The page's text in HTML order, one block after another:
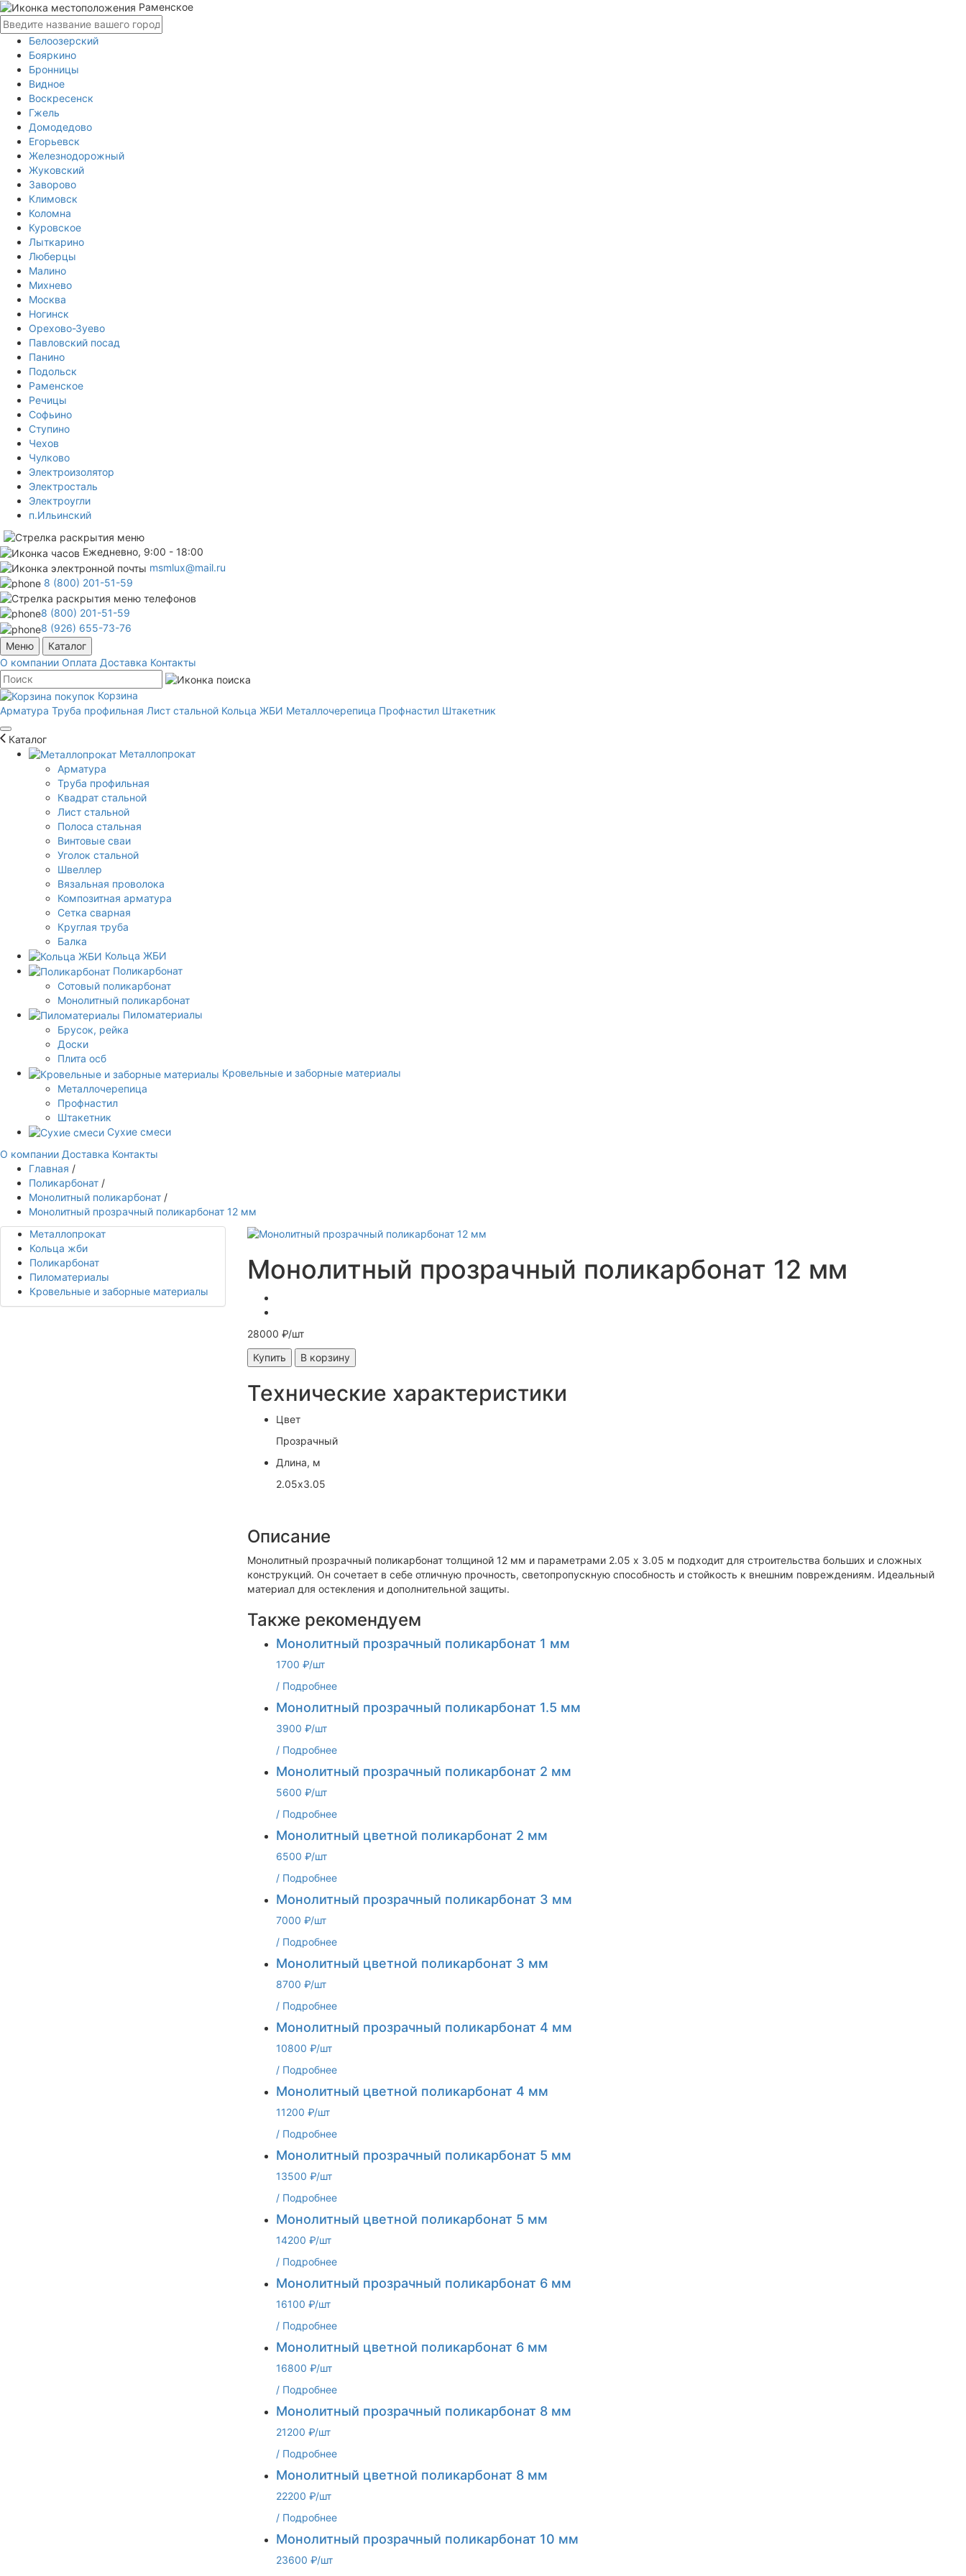
Раменское
Белоозерский
Бояркино
Бронницы
Видное
Воскресенск
Гжель
Домодедово
Егорьевск
Железнодорожный
Жуковский
Заворово
Климовск
Коломна
Куровское
Лыткарино
Люберцы
Малино
Михнево
Москва
Ногинск
Орехово-Зуево
Павловский посад
Панино
Подольск
Раменское
Речицы
Софьино
Ступино
Чехов
Чулково
Электроизолятор
Электросталь
Электроугли
п.Ильинский
Ежедневно, 9:00 - 18:00
msmlux@mail.ru
8 (800) 201-51-59
8 (800) 201-51-59
8 (926) 655-73-76
Меню
Каталог
О компании Оплата Доставка Контакты
Корзина
Арматура Труба профильная Лист стальной Кольца ЖБИ Металлочерепица Профнастил Штакетник
Каталог
Металлопрокат
Арматура
Труба профильная
Квадрат стальной
Лист стальной
Полоса стальная
Винтовые сваи
Уголок стальной
Швеллер
Вязальная проволока
Композитная арматура
Сетка сварная
Круглая труба
Балка
Кольца ЖБИ
Поликарбонат
Сотовый поликарбонат
Монолитный поликарбонат
Пиломатериалы
Брусок, рейка
Доски
Плита осб
Кровельные и заборные материалы
Металлочерепица
Профнастил
Штакетник
Сухие смеси
О компании Доставка Контакты
Главная /
Поликарбонат /
Монолитный поликарбонат /
Монолитный прозрачный поликарбонат 12 мм
Металлопрокат
Кольца жби
Поликарбонат
Пиломатериалы
Кровельные и заборные материалы
Монолитный прозрачный поликарбонат 12 мм
28000 ₽/шт
Купить
В корзину
Технические характеристики
Цвет
Прозрачный
Длина, м
2.05х3.05
Описание
Монолитный прозрачный поликарбонат толщиной 12 мм и параметрами 2.05 х 3.05 м подходит для строительства больших и сложных
конструкций. Он сочетает в себе отличную прочность, светопропускную способность и стойкость к внешним повреждениям. Идеальный
материал для остекления и дополнительной защиты.
Также рекомендуем
Монолитный прозрачный поликарбонат 1 мм
1700 ₽/шт
/ Подробнее
Монолитный прозрачный поликарбонат 1.5 мм
3900 ₽/шт
/ Подробнее
Монолитный прозрачный поликарбонат 2 мм
5600 ₽/шт
/ Подробнее
Монолитный цветной поликарбонат 2 мм
6500 ₽/шт
/ Подробнее
Монолитный прозрачный поликарбонат 3 мм
7000 ₽/шт
/ Подробнее
Монолитный цветной поликарбонат 3 мм
8700 ₽/шт
/ Подробнее
Монолитный прозрачный поликарбонат 4 мм
10800 ₽/шт
/ Подробнее
Монолитный цветной поликарбонат 4 мм
11200 ₽/шт
/ Подробнее
Монолитный прозрачный поликарбонат 5 мм
13500 ₽/шт
/ Подробнее
Монолитный цветной поликарбонат 5 мм
14200 ₽/шт
/ Подробнее
Монолитный прозрачный поликарбонат 6 мм
16100 ₽/шт
/ Подробнее
Монолитный цветной поликарбонат 6 мм
16800 ₽/шт
/ Подробнее
Монолитный прозрачный поликарбонат 8 мм
21200 ₽/шт
/ Подробнее
Монолитный цветной поликарбонат 8 мм
22200 ₽/шт
/ Подробнее
Монолитный прозрачный поликарбонат 10 мм
23600 ₽/шт